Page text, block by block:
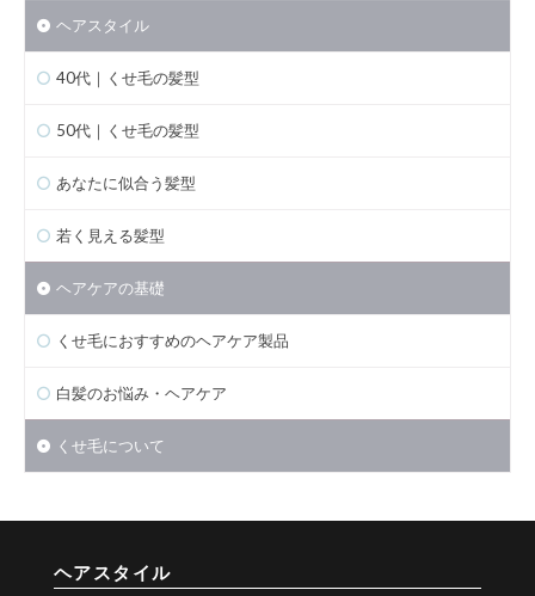
ヘアスタイル
40代｜くせ毛の髪型
50代｜くせ毛の髪型
あなたに似合う髪型
若く見える髪型
ヘアケアの基礎
くせ毛におすすめのヘアケア製品
白髪のお悩み・ヘアケア
くせ毛について
ヘアスタイル